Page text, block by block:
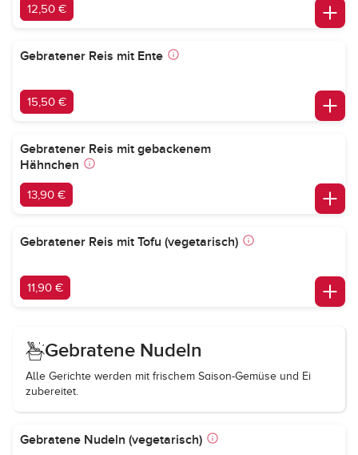
12,50 €
Gebratener Reis mit Ente
15,50 €
Gebratener Reis mit gebackenem
Hähnchen
13,90 €
Gebratener Reis mit Tofu (vegetarisch)
11,90 €
Gebratene Nudeln
Alle Gerichte werden mit frischem Saison-Gemüse und Ei
zubereitet.
Gebratene Nudeln (vegetarisch)